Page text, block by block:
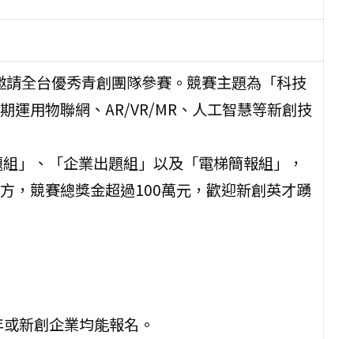
全台優秀青創團隊參賽。競賽主題為「科技
運用物聯網、AR/VR/MR、人工智慧等新創技
」、「企業出題組」以及「電梯簡報組」，
，競賽總獎金超過100萬元，歡迎新創英才踴
新創企業均能報名。